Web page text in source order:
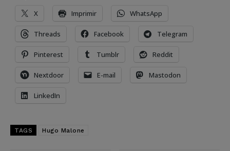
X Imprimir WhatsApp
Threads Facebook Telegram
Pinterest Tumblr Reddit
Nextdoor E-mail Mastodon
LinkedIn
TAGS Hugo Malone